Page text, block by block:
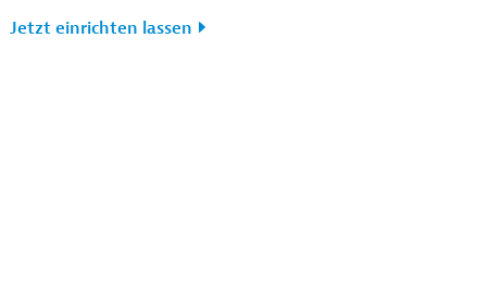
Jetzt einrichten lassen